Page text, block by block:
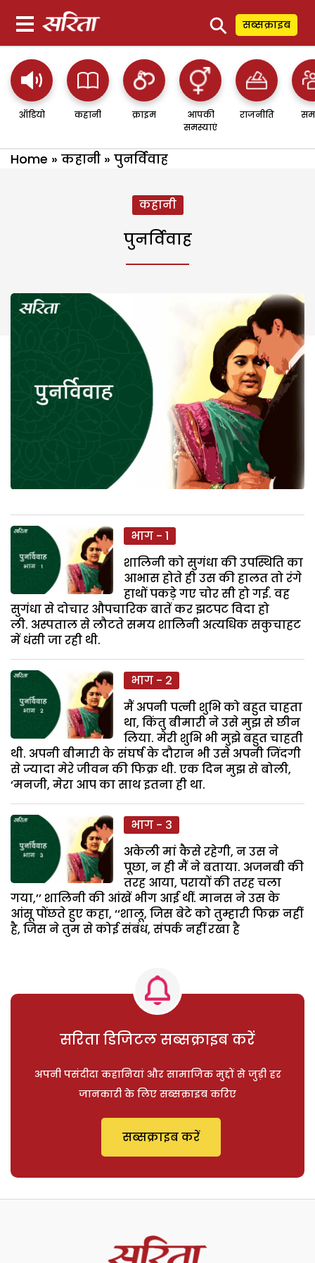
⚲ सब्सक्राइब
ऑडियो कहानी क्राइम
आपकी
समस्याएं
राजनीति
Home » कहानी » पुनर्विवाह
कहानी
पुनर्विवाह
भाग - 1
शालिनी को सुगंधा की उपस्थिति का
आभास होते ही उस की हालत तो रंगे
हाथों पकड़े गए चोर सी हो गई. वह
सुगंधा से दोचार औपचारिक बातें कर झटपट विदा हो
ली. अस्पताल से लौटते समय शालिनी अत्यधिक सकुचाहट
में धंसी जा रही थी.
भाग - 2
मैं अपनी पत्नी शुभि को बहुत चाहता
था, किंतु बीमारी ने उसे मुझ से छीन
लिया. मेरी शुभि भी मुझे बहुत चाहती
थी. अपनी बीमारी के संघर्ष के दौरान भी उसे अपनी जिंदगी
से ज्यादा मेरे जीवन की फिक्र थी. एक दिन मुझ से बोली,
‘मनजी, मेरा आप का साथ इतना ही था.
भाग - 3
अकेली मां कैसे रहेगी, न उस ने
पूछा, न ही मैं ने बताया. अजनबी की
तरह आया, परायों की तरह चला
गया,’’ शालिनी की आंखें भीग आई थीं. मानस ने उस के
आंसू पोंछते हुए कहा, ‘‘शालू, जिस बेटे को तुम्हारी फिक्र नहीं
है, जिस ने तुम से कोई संबंध, संपर्क नहीं रखा है
सरिता डिजिटल सब्सक्राइब करें
अपनी पसंदीदा कहानियां और सामाजिक मुद्दों से जुड़ी हर
जानकारी के लिए सब्सक्राइब करिए
सब्सक्राइब करें